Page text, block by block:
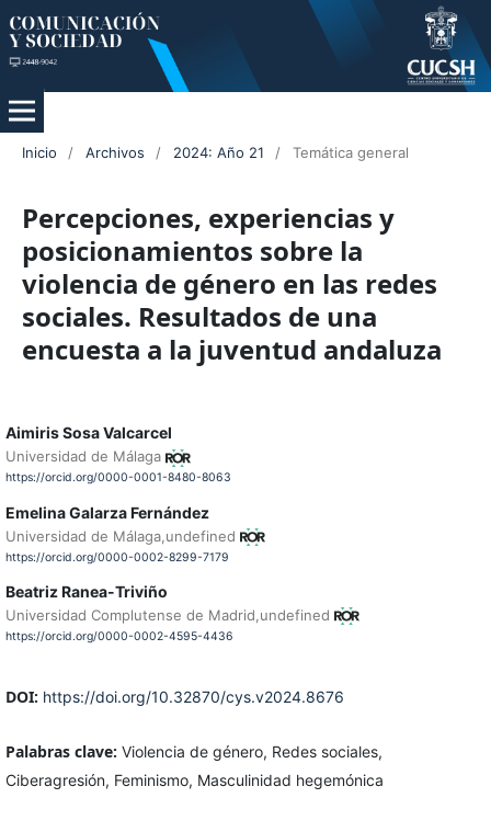
Inicio / Archivos / 2024: Año 21 / Temática general
Percepciones, experiencias y
posicionamientos sobre la
violencia de género en las redes
sociales. Resultados de una
encuesta a la juventud andaluza
Aimiris Sosa Valcarcel
Universidad de Málaga
https://orcid.org/0000-0001-8480-8063
Emelina Galarza Fernández
Universidad de Málaga,undefined
https://orcid.org/0000-0002-8299-7179
Beatriz Ranea-Triviño
Universidad Complutense de Madrid,undefined
https://orcid.org/0000-0002-4595-4436
DOI: https://doi.org/10.32870/cys.v2024.8676
Palabras clave: Violencia de género, Redes sociales,
Ciberagresión, Feminismo, Masculinidad hegemónica